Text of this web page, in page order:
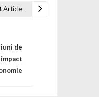
Article
de